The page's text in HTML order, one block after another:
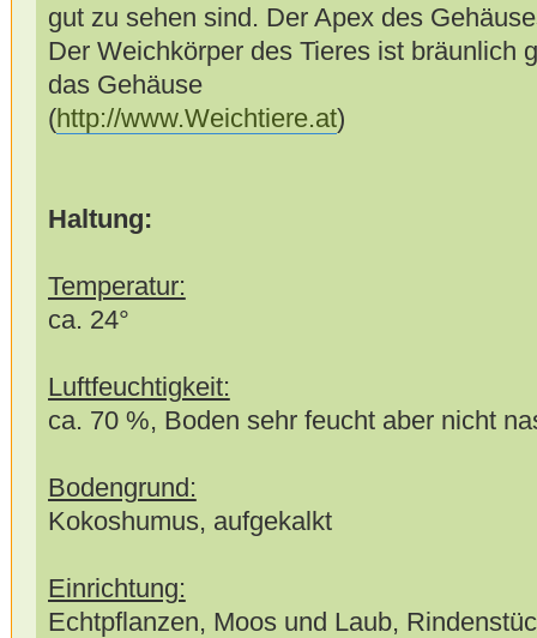
gut zu sehen sind. Der Apex des
Der Weichkörper des Tieres ist bräunlich
das Gehäuse
(http://www.Weichtiere.at)
Haltung:
Temperatur:
ca. 24°
Luftfeuchtigkeit:
ca. 70 %, Boden sehr feucht aber nicht
Bodengrund:
Kokoshumus, aufgekalkt
Einrichtung:
Echtpflanzen, Moos und Laub,